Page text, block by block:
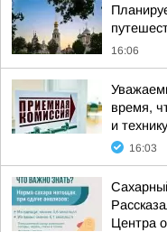
16:06
время,
и
16:03
Центра